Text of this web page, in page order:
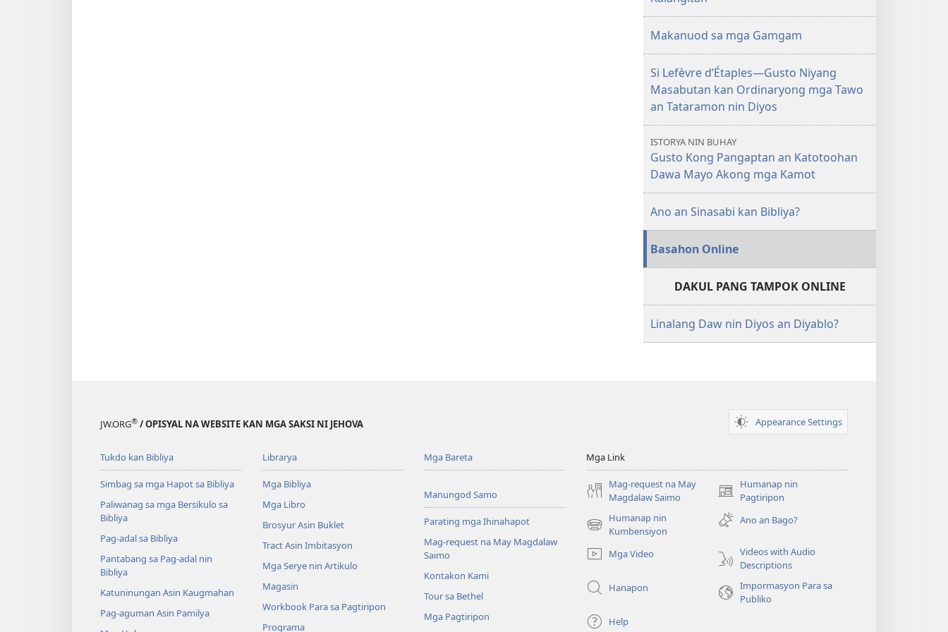
Lugar
nin
Espiritu
Makanuod sa mga Gamgam
Si Lefèvre d’Étaples—Gusto Niyang
Masabutan kan Ordinaryong mga Tawo
an Tataramon nin Diyos
ISTORYA NIN BUHAY
Gusto Kong Pangaptan an Katotoohan
Dawa Mayo Akong mga Kamot
Ano an Sinasabi kan Bibliya?
Basahon Online
DAKUL PANG TAMPOK ONLINE
Linalang Daw nin Diyos an Diyablo?
JW.ORG® / OPISYAL NA WEBSITE KAN MGA SAKSI NI JEHOVA Appearance Settings
Tukdo kan Bibliya
Simbag sa mga Hapot sa Bibliya
Paliwanag sa mga Bersikulo sa
Bibliya
Pag-adal sa Bibliya
Pantabang sa Pag-adal nin
Bibliya
Katuninungan Asin Kaugmahan
Pag-aguman Asin Pamilya
Librarya
Mga Bibliya
Mga Libro
Brosyur Asin Buklet
Tract Asin Imbitasyon
Mga Serye nin Artikulo
Magasin
Workbook Para sa Pagtiripon
Programa
Mga Bareta
Manungod Samo
Parating mga Ihinahapot
Mag-request na May Magdalaw
Saimo
Kontakon Kami
Tour sa Bethel
Mga Pagtiripon
Mga Link
Mag-request na May
Magdalaw Saimo
Humanap nin
Pagtiripon
(opens
new
window)
Humanap nin
Kumbensiyon
(opens
window)
Ano an Bago?
Mga Video
Videos with Audio
Descriptions
Hanapon
Impormasyon Para sa
Publiko
Help